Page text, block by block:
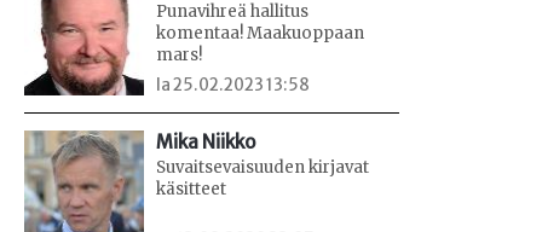
Punavihreä hallitus
komentaa! Maakuoppaan
mars!
la 25.02.2023 13:58
Mika Niikko
Suvaitsevaisuuden kirjavat
käsitteet